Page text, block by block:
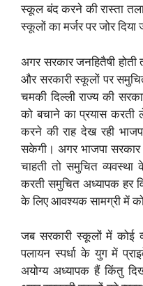
स्कूल बंद करने की रास्ता
स्कूलों का मर्जर पर जोर दिया
अगर सरकार जनहितैषी होती
और सरकारी स्कूलों पर
चमकी दिल्ली राज्य की
को बचाने का प्रयास करती
करने की राह देख रही
सकेगी। अगर भाजपा सरकार
चाहती तो समुचित व्यवस्था
करती समुचित अध्यापक हर
के लिए आवश्यक सामग्री में
जब सरकारी स्कूलों में कोई
पलायन स्पर्धा के युग में
अयोग्य अध्यापक हैं किंतु